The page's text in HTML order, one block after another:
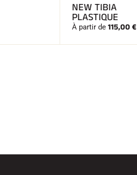
NEW TIBIA
PLASTIQUE
À partir de 115,00 €